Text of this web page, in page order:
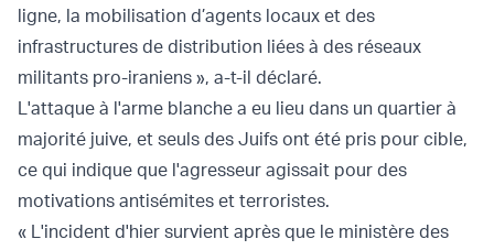
ligne, la mobilisation d’agents locaux et des
infrastructures de distribution liées à des réseaux
militants pro-iraniens », a-t-il déclaré.
L'attaque à l'arme blanche a eu lieu dans un quartier à
majorité juive, et seuls des Juifs ont été pris pour cible,
ce qui indique que l'agresseur agissait pour des
motivations antisémites et terroristes.
« L'incident d'hier survient après que le ministère des